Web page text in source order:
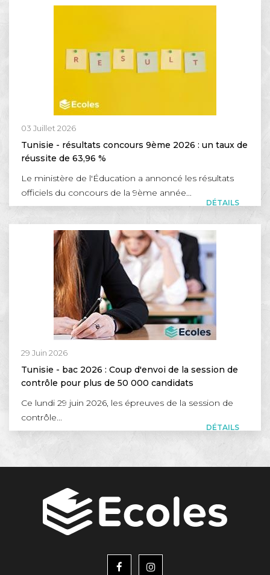
03 Juillet 2026
Tunisie - résultats concours 9ème 2026 : un taux de
réussite de 63,96 %
Le ministère de l'Éducation a annoncé les résultats
officiels du concours de la 9ème année...
DÉTAILS
29 Juin 2026
Tunisie - bac 2026 : Coup d'envoi de la session de
contrôle pour plus de 50 000 candidats
Ce lundi 29 juin 2026, les épreuves de la session de
contrôle...
DÉTAILS